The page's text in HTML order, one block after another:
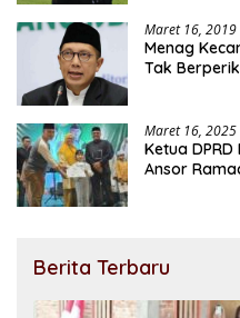
Maret 16, 2019
Menag
Tak
Maret 16, 2025
Ketua
Ansor
Berita Terbaru